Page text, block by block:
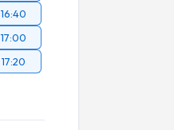
16:40
17:00
17:20